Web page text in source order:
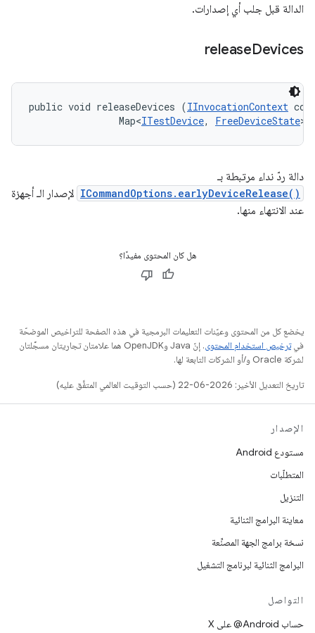
الدالة قبل جلب أي إصدارات.
releaseDevices
public void releaseDevices (IInvocationContext
                Map<
ITestDevice, FreeDeviceState>
دالة ردّ نداء مرتبطة بـ
ICommandOptions.earlyDeviceRelease() لإصدار الـ أجهزة
عند الانتهاء منها.
هل كان المحتوى مفيدًا؟
يخضع كل من المحتوى وعيّنات التعليمات البرمجية في هذه الصفحة للتراخيص الموضحّة
فيترخيص استخدام المحتوى
. إنّ Java وOpenJDK هما علامتان تجاريتان مسجَّلتان
لشركة Oracle و/أو الشركات التابعة لها.
تاريخ التعديل الأخير: 2026-06-22 (حسب التوقيت العالمي المتفَّق عليه)
الإصدار
مستودع Android
المتطلّبات
التنزيل
معاينة البرامج الثنائية
نسخة برامج الجهة المصنِّعة
البرامج الثنائية لبرنامج التشغيل
التواصل
حساب ‎@Android على X